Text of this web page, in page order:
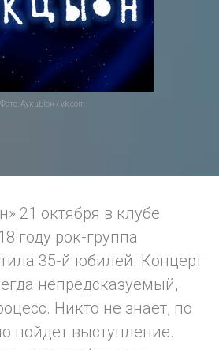
Фото: АукцЫон / vk.com
21 октября в клубе
году рок-группа
35-й юбилей. Концерт
непредсказуемый,
Никто не знает, по
пойдет выступление.